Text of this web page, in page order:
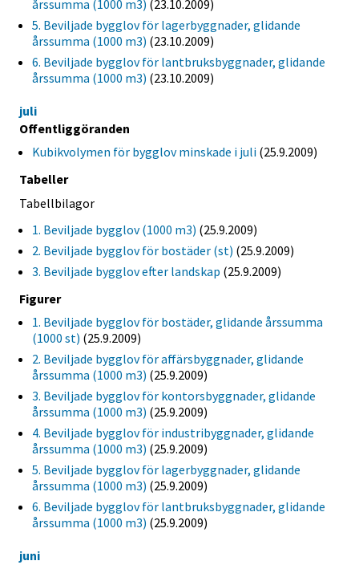
årssumma (1000 m3) (23.10.2009)
5. Beviljade bygglov för lagerbyggnader, glidande
årssumma (1000 m3) (23.10.2009)
6. Beviljade bygglov för lantbruksbyggnader, glidande
årssumma (1000 m3) (23.10.2009)
juli
Offentliggöranden
Kubikvolymen för bygglov minskade i juli (25.9.2009)
Tabeller
Tabellbilagor
1. Beviljade bygglov (1000 m3) (25.9.2009)
2. Beviljade bygglov för bostäder (st) (25.9.2009)
3. Beviljade bygglov efter landskap (25.9.2009)
Figurer
1. Beviljade bygglov för bostäder, glidande årssumma
(1000 st) (25.9.2009)
2. Beviljade bygglov för affärsbyggnader, glidande
årssumma (1000 m3) (25.9.2009)
3. Beviljade bygglov för kontorsbyggnader, glidande
årssumma (1000 m3) (25.9.2009)
4. Beviljade bygglov för industribyggnader, glidande
årssumma (1000 m3) (25.9.2009)
5. Beviljade bygglov för lagerbyggnader, glidande
årssumma (1000 m3) (25.9.2009)
6. Beviljade bygglov för lantbruksbyggnader, glidande
årssumma (1000 m3) (25.9.2009)
juni